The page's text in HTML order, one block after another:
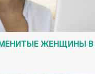
ЖЕНЩИНЫ В